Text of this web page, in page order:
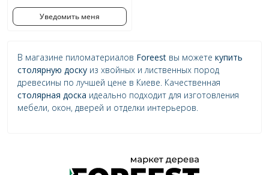
Уведомить меня
В магазине пиломатериалов Foreest вы можете купить
столярную доску из хвойных и лиственных пород
древесины по лучшей цене в Киеве. Качественная
столярная доска идеально подходит для изготовления
мебели, окон, дверей и отделки интерьеров.